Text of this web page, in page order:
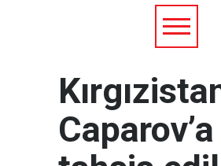
Caparov’a